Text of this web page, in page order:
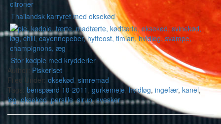
Thailandsk karryret med oksekød
Stor kødpie med krydderier
Author: Piskeriset
Filed Under: oksekød, simremad
Tags: benspænd 10-2011 , gurkemeje,hvidløg, ingefær, kanel,
løg,oksekød,persille,sirup,svesker